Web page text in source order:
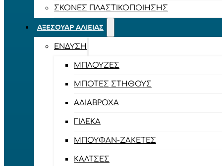
ΣΚΌΝΕΣ ΠΛΑΣΤΙΚΟΠΟΊΗΣΗΣ
ΑΞΕΣΟΥΆΡ ΑΛΙΕΊΑΣ
ΈΝΔΥΣΗ
ΜΠΛΟΎΖΕΣ
ΜΠΌΤΕΣ ΣΤΉΘΟΥΣ
ΑΔΙΆΒΡΟΧΑ
ΓΙΛΈΚΑ
ΜΠΟΥΦΆΝ-ΖΑΚΈΤΕΣ
ΚΆΛΤΣΕΣ